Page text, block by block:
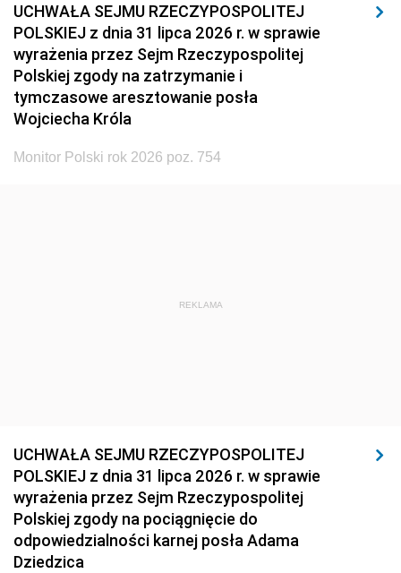
UCHWAŁA SEJMU RZECZYPOSPOLITEJ
POLSKIEJ z dnia 31 lipca 2026 r. w sprawie
wyrażenia przez Sejm Rzeczypospolitej
Polskiej zgody na zatrzymanie i
tymczasowe aresztowanie posła
Wojciecha Króla
Monitor Polski rok 2026 poz. 754
REKLAMA
UCHWAŁA SEJMU RZECZYPOSPOLITEJ
POLSKIEJ z dnia 31 lipca 2026 r. w sprawie
wyrażenia przez Sejm Rzeczypospolitej
Polskiej zgody na pociągnięcie do
odpowiedzialności karnej posła Adama
Dziedzica